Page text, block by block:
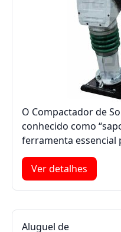
O Compactador de
conhecido como
ferramenta
Ver detalhes
Aluguel de